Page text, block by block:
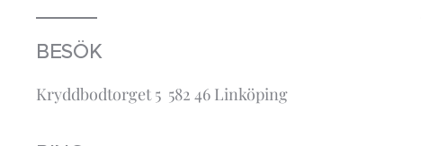
BESÖK
Kryddbodtorget 5 582 46 Linköping